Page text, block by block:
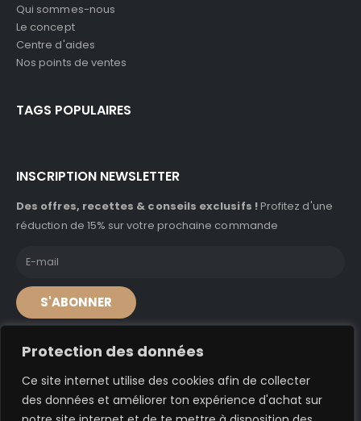
Protection des données
Ce site internet utilise des cookies afin de collecter
des données et améliorer ton expérience d'achat sur
Qui sommes-nous
Le concept
Centre d'aides
Nos points de ventes
TAGS POPULAIRES
INSCRIPTION NEWSLETTER
Des offres, recettes & conseils exclusifs !Profitez d'une
réduction de 15% sur votre prochaine commande
S'ABONNER